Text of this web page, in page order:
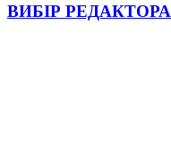
ВИБІР РЕДАКТОРА